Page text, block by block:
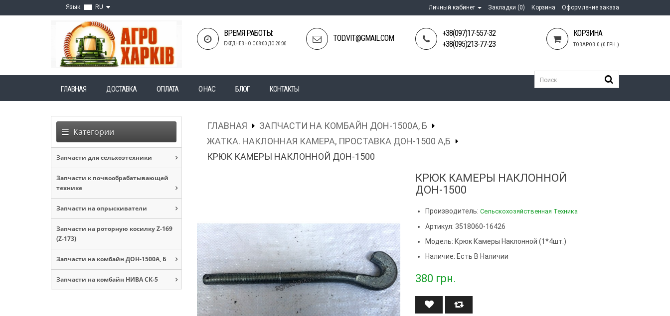
Язык RU Личный кабинет Закладки (0) Корзина Оформление заказа
ВРЕМЯ РАБОТЫ:
ЕЖЕДНЕВНО С 08:00 ДО 20:00
TOD.VIT@GMAIL.COM
+38(097)17-557-32
+38(095)213-77-23
КОРЗИНА
ТОВАРОВ 0 (0 ГРН.)
ГЛАВНАЯ ДОСТАВКА ОПЛАТА О НАС БЛОГ КОНТАКТЫ
Категории
Запчасти для сельхозтехники
Запчасти к почвообрабатывающей
технике
Запчасти на опрыскиватели
Запчасти на роторную косилку Z-169
(Z-173)
Запчасти на комбайн ДОН-1500А, Б
Запчасти на комбайн НИВА СК-5
ГЛАВНАЯ
ЗАПЧАСТИ НА КОМБАЙН ДОН-1500А, Б
ЖАТКА. НАКЛОННАЯ КАМЕРА, ПРОСТАВКА ДОН-1500 А,Б
КРЮК КАМЕРЫ НАКЛОННОЙ ДОН-1500
КРЮК КАМЕРЫ НАКЛОННОЙ
ДОН-1500
Производитель:Сельскохозяйственная Техника
Артикул: 3518060-16426
Модель: Крюк Камеры Наклонной (1*4шт.)
Наличие: Есть В Наличии
380 грн.